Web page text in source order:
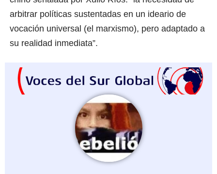
arbitrar políticas sustentadas en un ideario de
vocación universal (el marxismo), pero adaptado a
su realidad inmediata”.